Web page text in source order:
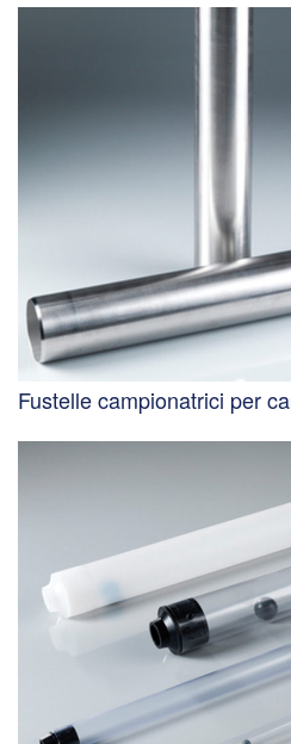
Fustelle campionatrici per